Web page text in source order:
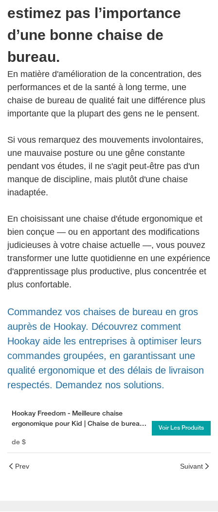
estimez pas l’importance
d’une bonne chaise de
bureau.
En matière d'amélioration de la concentration, des
performances et de la santé à long terme, une
chaise de bureau de qualité fait une différence plus
importante que la plupart des gens ne le pensent.
Si vous remarquez des mouvements involontaires,
une mauvaise posture ou une gêne constante
pendant vos études, il ne s'agit peut-être pas d'un
manque de discipline, mais plutôt d'une chaise
inadaptée.
En choisissant une chaise d'étude ergonomique et
bien conçue — ou en apportant des modifications
judicieuses à votre chaise actuelle —, vous pouvez
transformer une lutte quotidienne en une expérience
d'apprentissage plus productive, plus concentrée et
plus confortable.
Commandez vos chaises de bureau en gros
auprès de Hookay. Découvrez comment
Hookay aide les entreprises à optimiser leurs
commandes groupées, en garantissant une
qualité ergonomique et des délais de livraison
respectés. Demandez nos solutions.
Hookay Freedom - Meilleure chaise
ergonomique pour Kid | Chaise de bureau
de $
Voir Les Produits
Prev Suivant